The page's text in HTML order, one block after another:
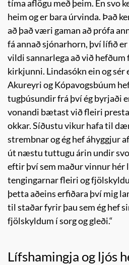
tíma aflögu með þeim. En svo
heim og er bara úrvinda. Það
að það væri gaman að prófa
fá annað sjónarhorn, því lífið
vildi sannarlega að við
kirkjunni. Lindasókn ein og
Akureyri og Kópavogsbúum
tugþúsundir frá því ég byrjaði
vonandi bætast við fleiri
okkar. Síðustu vikur hafa til
strembnar og ég hef áhyggjur
út næstu tuttugu árin undir
eftir því sem maður vinnur hér
tengingarnar fleiri og
þetta aðeins erfiðara því mig
til staðar fyrir þau sem ég hef
fjölskyldum í sorg og gleði.“
Lífshamingja og ljós